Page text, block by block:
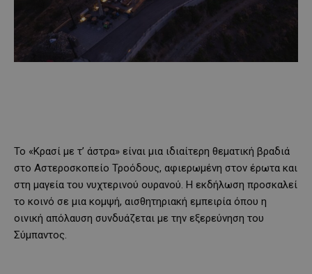
Το «Κρασί με τ’ άστρα» είναι μια ιδιαίτερη θεματική βραδιά
στο Αστεροσκοπείο Τροόδους, αφιερωμένη στον έρωτα και
στη μαγεία του νυχτερινού ουρανού. Η εκδήλωση προσκαλεί
το κοινό σε μια κομψή, αισθητηριακή εμπειρία όπου η
οινική απόλαυση συνδυάζεται με την εξερεύνηση του
Σύμπαντος.